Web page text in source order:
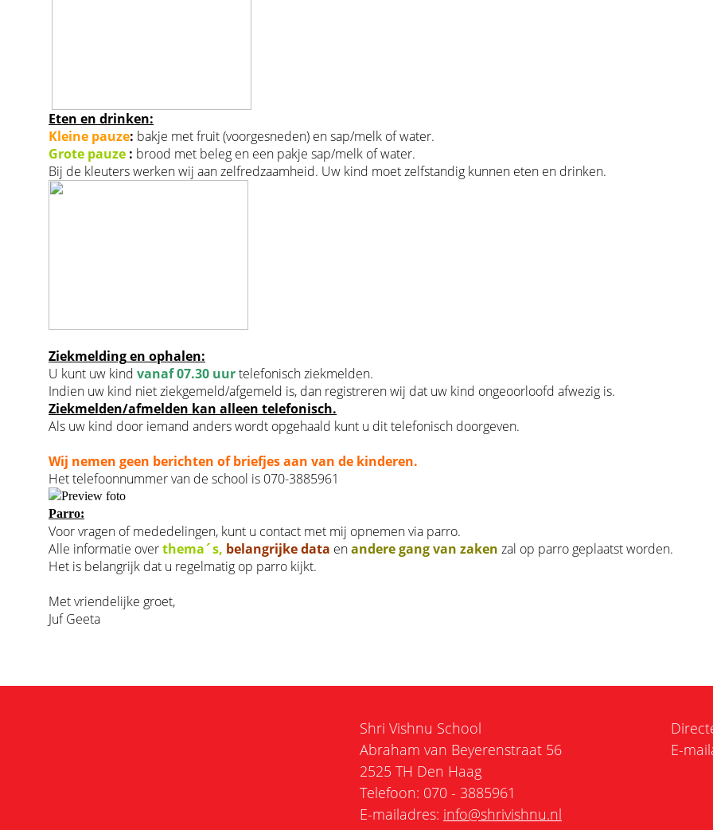
Eten en drinken:
Kleine pauze: bakje met fruit (voorgesneden) en sap/melk of water.
Grote pauze : brood met beleg en een pakje sap/melk of water.
Bij de kleuters werken wij aan zelfredzaamheid. Uw kind moet zelfstandig kunnen eten en drinken.
Ziekmeldingen ophalen:
U kunt uw kind vanaf 07.30 uurtelefonischziekmelden.
Indien uw kind niet ziekgemeld/afgemeld is, dan registreren wij dat uw kind ongeoorloofd afwezig is.
Ziekmelden/afmelden kan alleen telefonisch.
Als uw kind door iemand anders wordt opgehaald kunt u dit telefonisch doorgeven.
Wij nemen geen berichten of briefjes aan van de kinderen.
Het telefoonnummer van de school is 070-3885961
Parro:
Voor vragen of mededelingen, kunt u contact met mij opnemen via parro.
Alle informatie overthema´s, belangrijke data enandere gang van zaken zal op parro geplaatst worden.
Het is belangrijk dat u regelmatig op parro kijkt.
Met vriendelijke groet,
Juf Geeta
Shri Vishnu School
Abraham van Beyerenstraat 56
2525 TH Den Haag
Telefoon: 070 - 3885961
E-mailadres: info@shrivishnu.nl
E-